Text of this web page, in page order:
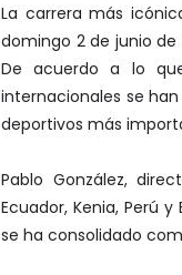
La carrera más
domingo 2 de junio
De acuerdo a lo
internacionales se
deportivos más
Pablo González,
Ecuador, Kenia, Perú
se ha consolidado